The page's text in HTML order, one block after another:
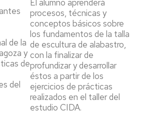
de la
y
de
del
El alumno aprenderá
procesos, técnicas y
conceptos básicos sobre
los fundamentos de la talla
de escultura de alabastro,
con la finalizar de
profundizar y desarrollar
éstos a partir de los
ejercicios de prácticas
realizados en el taller del
estudio CIDA.